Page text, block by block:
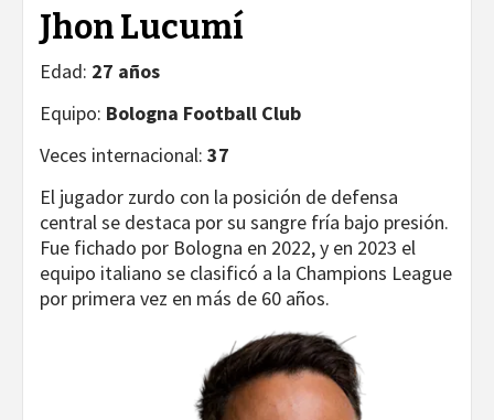
Jhon Lucumí
Edad: 27 años
Equipo: Bologna Football Club
Veces internacional: 37
El jugador zurdo con la posición de defensa
central se destaca por su sangre fría bajo presión.
Fue fichado por Bologna en 2022, y en 2023 el
equipo italiano se clasificó a la Champions League
por primera vez en más de 60 años.